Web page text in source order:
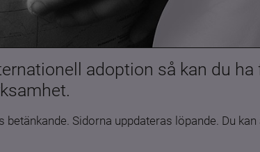
adoption så kan du ha
Sidorna uppdateras löpande. Du kan